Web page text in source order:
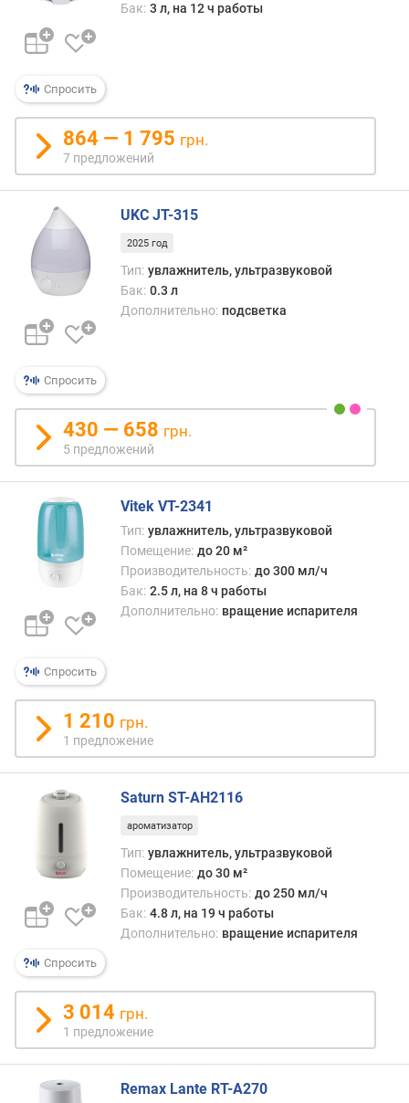
о
ъ
е
б
д
в
о
д
ы
л
)
м
и
н
у
р
о
в
ь
м
а
(
д
Б
)
с
у
р
в
е
н
ь
ш
у
м
Спросить
Бак: 3 л, на 12 ч работы
864 — 1 795 грн.
7 предложений
Спросить
UKC JT-315
2025 год
Тип: увлажнитель, ультразвуковой
Бак: 0.3 л
Дополнительно: подсветка
430 — 658 грн.
5 предложений
Спросить
Vitek VT-2341
Тип: увлажнитель, ультразвуковой
Помещение: до 20 м²
Производительность: до 300 мл/ч
Бак: 2.5 л, на 8 ч работы
Дополнительно: вращение испарителя
1 210 грн.
1 предложение
Спросить
Saturn ST-AH2116
ароматизатор
Тип: увлажнитель, ультразвуковой
Помещение: до 30 м²
Производительность: до 250 мл/ч
Бак: 4.8 л, на 19 ч работы
Дополнительно: вращение испарителя
3 014 грн.
1 предложение
Remax Lante RT-A270